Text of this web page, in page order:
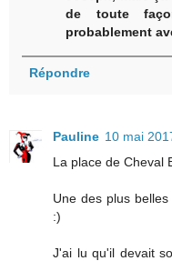
de toute
probablement
Répondre
Pauline 10 mai
La place de Cheval
Une des plus
:)
J'ai lu qu'il devait